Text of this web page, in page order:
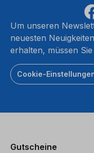
Um unseren
neuesten
erhalten, müssen
Cookie-
Gutscheine